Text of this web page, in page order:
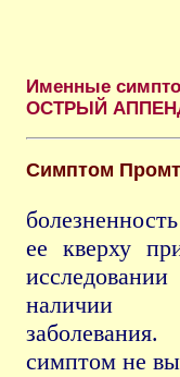
Именные
ОСТРЫЙ
Симптом
ее кверху
наличии
симптом не